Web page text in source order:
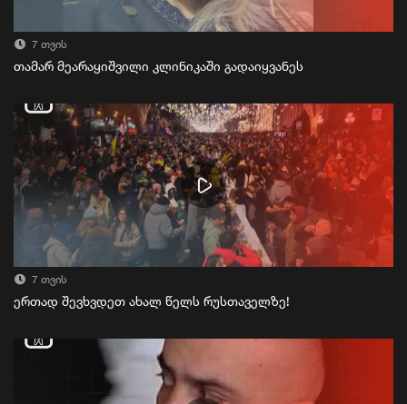
7 თვის
თამარ მეარაყიშვილი კლინიკაში გადაიყვანეს
7 თვის
ერთად შევხვდეთ ახალ წელს რუსთაველზე!